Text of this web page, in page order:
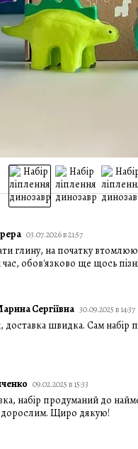
03.07.2026 в 21:57
глину, на початку
обов'язково ще щось
Сергіївна 30.09.2025 в 14:37
доставка швидка. Сам
09.02.2025 в 15:33
набір продуманий до
дорослим. Щиро дякую!